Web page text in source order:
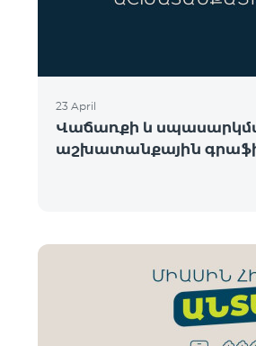
23 April
Վաճառքի և
աշխատանքային